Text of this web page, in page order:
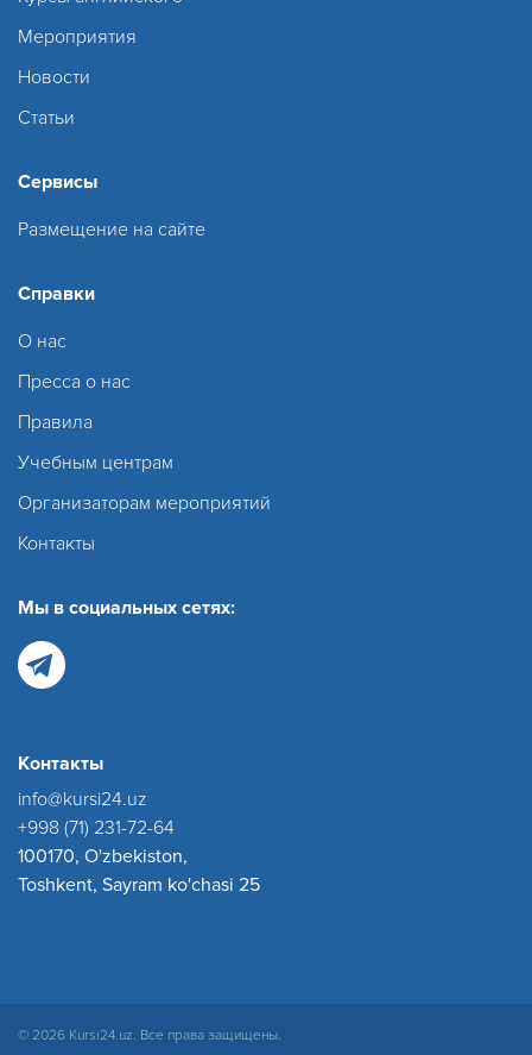
Мероприятия
Новости
Статьи
Сервисы
Размещение на сайте
Справки
О нас
Пресса о нас
Правила
Учебным центрам
Организаторам мероприятий
Контакты
Мы в социальных сетях:
Контакты
info@kursi24.uz
+998 (71) 231-72-64
100170, O'zbekiston,
Toshkent, Sayram ko'chasi 25
© 2026 Kursi24.uz. Все права защищены.